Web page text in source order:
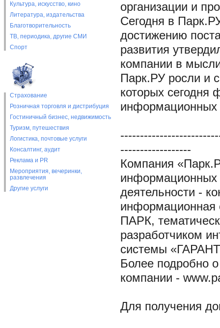
Культура, искусство, кино
Литература, издательства
Благотворительность
ТВ, периодика, другие СМИ
Спорт
Страхование
Розничная торговля и дистрибуция
Гостиничный бизнес, недвижимость
Туризм, путешествия
Логистика, почтовые услуги
Консалтинг, аудит
Реклама и PR
Мероприятия, вечеринки,
развлечения
Другие услуги
организации и
Сегодня в
достижению
развития
компании в
Парк.РУ росли и
которых сегодня
информационных
------------------
Компания
информационных
деятельности -
информационная
ПАРК,
разработчиком
системы
Более подробно
компании -
Для получения